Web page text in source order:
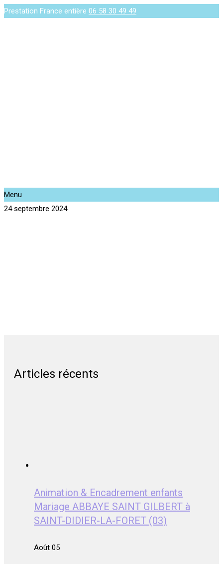
Prestation France entière 06 58 30 49 49
Menu
24 septembre 2024
Articles récents
Animation & Encadrement enfants
Mariage ABBAYE SAINT GILBERT à
SAINT-DIDIER-LA-FORET (03)
Août 05